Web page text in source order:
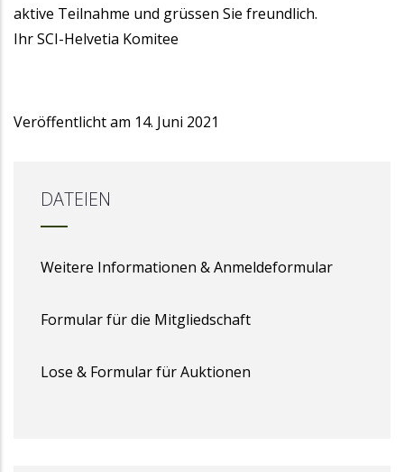
aktive Teilnahme und grüssen Sie freundlich.
Ihr SCI-Helvetia Komitee
Veröffentlicht am 14. Juni 2021
DATEIEN
Weitere Informationen & Anmeldeformular
Formular für die Mitgliedschaft
Lose & Formular für Auktionen